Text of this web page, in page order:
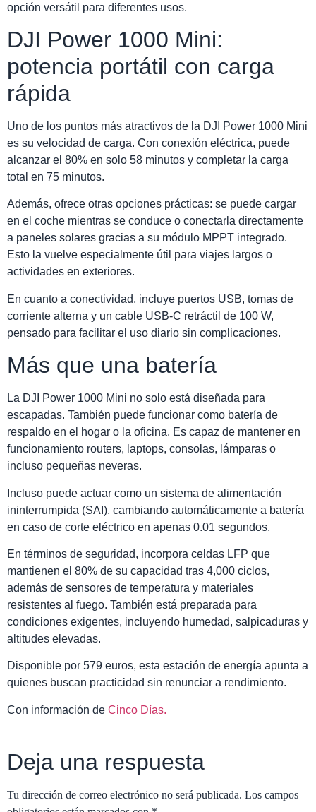
opción versátil para diferentes usos.
DJI Power 1000 Mini:
potencia portátil con carga
rápida
Uno de los puntos más atractivos de la DJI Power 1000 Mini
es su velocidad de carga. Con conexión eléctrica, puede
alcanzar el 80% en solo 58 minutos y completar la carga
total en 75 minutos.
Además, ofrece otras opciones prácticas: se puede cargar
en el coche mientras se conduce o conectarla directamente
a paneles solares gracias a su módulo MPPT integrado.
Esto la vuelve especialmente útil para viajes largos o
actividades en exteriores.
En cuanto a conectividad, incluye puertos USB, tomas de
corriente alterna y un cable USB-C retráctil de 100 W,
pensado para facilitar el uso diario sin complicaciones.
Más que una batería
La DJI Power 1000 Mini no solo está diseñada para
escapadas. También puede funcionar como batería de
respaldo en el hogar o la oficina. Es capaz de mantener en
funcionamiento routers, laptops, consolas, lámparas o
incluso pequeñas neveras.
Incluso puede actuar como un sistema de alimentación
ininterrumpida (SAI), cambiando automáticamente a batería
en caso de corte eléctrico en apenas 0.01 segundos.
En términos de seguridad, incorpora celdas LFP que
mantienen el 80% de su capacidad tras 4,000 ciclos,
además de sensores de temperatura y materiales
resistentes al fuego. También está preparada para
condiciones exigentes, incluyendo humedad, salpicaduras y
altitudes elevadas.
Disponible por 579 euros, esta estación de energía apunta a
quienes buscan practicidad sin renunciar a rendimiento.
Con información de Cinco Días.
Deja una respuesta
Tu dirección de correo electrónico no será publicada. Los campos